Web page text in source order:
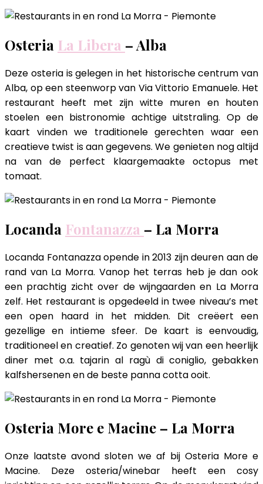
Osteria La Libera – Alba
Deze osteria is gelegen in het historische centrum van
Alba, op een steenworp van Via Vittorio Emanuele. Het
restaurant heeft met zijn witte muren en houten
stoelen een bistronomie achtige uitstraling. Op de
kaart vinden we traditionele gerechten waar een
creatieve twist is aan gegevens. We genieten nog altijd
na van de perfect klaargemaakte octopus met
tomaat.
Locanda Fontanazza – La Morra
Locanda Fontanazza opende in 2013 zijn deuren aan de
rand van La Morra. Vanop het terras heb je dan ook
een prachtig zicht over de wijngaarden en La Morra
zelf. Het restaurant is opgedeeld in twee niveau’s met
een open haard in het midden. Dit creëert een
gezellige en intieme sfeer. De kaart is eenvoudig,
traditioneel en creatief. Zo genoten wij van een heerlijk
diner met o.a. tajarin al ragù di coniglio, gebakken
kalfshersenen en de beste panna cotta ooit.
Osteria More e Macine – La Morra
Onze laatste avond sloten we af bij Osteria More e
Macine. Deze osteria/winebar heeft een cosy